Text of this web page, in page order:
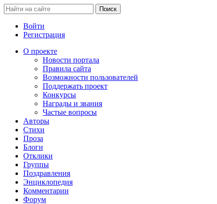
Войти
Регистрация
О проекте
Новости портала
Правила сайта
Возможности пользователей
Поддержать проект
Конкурсы
Награды и звания
Частые вопросы
Авторы
Стихи
Проза
Блоги
Отклики
Группы
Поздравления
Энциклопедия
Комментарии
Форум